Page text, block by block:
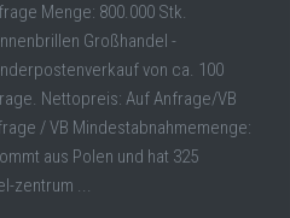
Menge: 800.000 Stk.
Großhandel -
von ca. 100
Nettopreis: Auf Anfrage/VB
/ VB Mindestabnahmemenge:
aus Polen und hat 325
zentrum ...